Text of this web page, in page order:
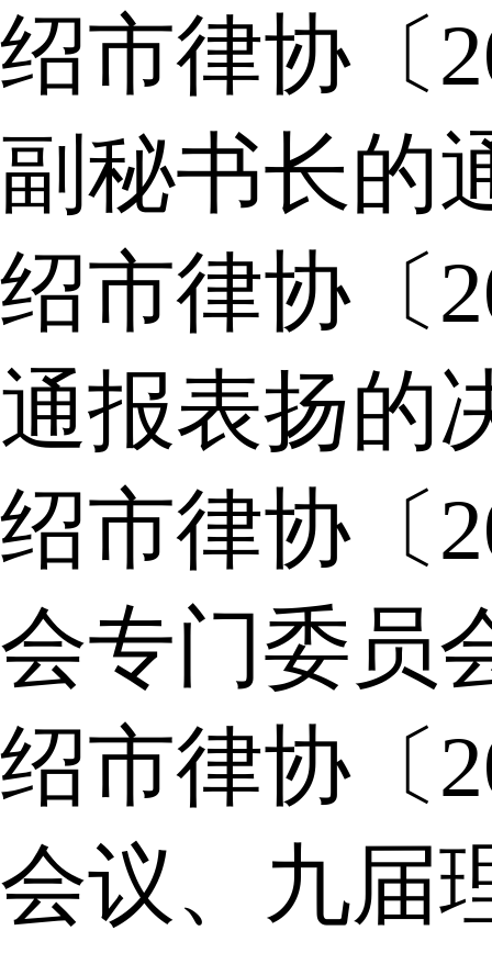
绍市律协〔
副秘书长的
绍市律协〔
通报表扬的
绍市律协〔
会专门委员
绍市律协〔
会议、九届